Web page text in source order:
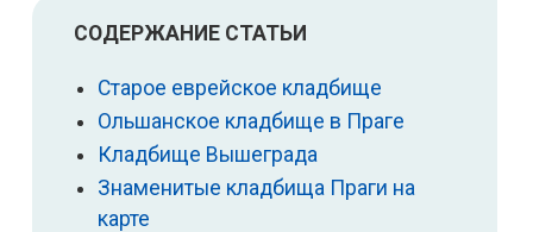
СОДЕРЖАНИЕ СТАТЬИ
Старое еврейское кладбище
Ольшанское кладбище в Праге
Кладбище Вышеграда
Знаменитые кладбища Праги на
карте